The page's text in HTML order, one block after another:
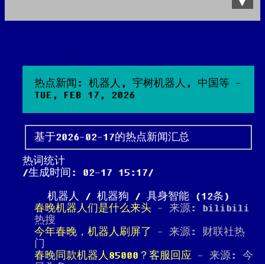
热点新闻: 机器人, 宇树机器人, 中国等 -
TUE, FEB 17, 2026
基于2026-02-17的热点新闻汇总
热词统计
生成时间: 02-17 15:17
机器人 / 机器狗 / 具身智能 (12条)
春晚机器人们是什么来头 - 来源: bilibili
热搜
今年春晚，机器人刷屏了
- 来源: 财联社热
门
春晚同款机器人85000？客服回应 - 来源: 今